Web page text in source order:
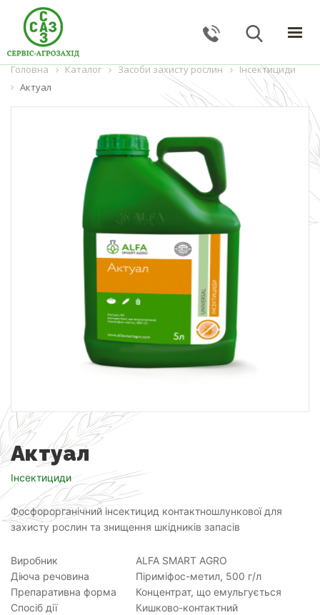
ГОЛОВНА
КАТАЛОГ
ПРО КОМПАНІЮ
ЗВОРОТНИЙ ЗВ'ЯЗОК
Тернопільська обл., с. Великі Гаї, вул. Підлісна, 27
+38 (067) 24–38–191
serviceagrozahid@gmail.com
Головна Каталог Засоби захисту рослин
Інсектициди
Актуал
Актуал
Інсектициди
Фосфорорганічний інсектицид контактношлункової для
захисту рослин та знищення шкідників запасів
Виробник
ALFA SMART AGRO
Діюча речовина
Піриміфос-метил, 500 г/л
Препаративна форма
Концентрат, що емульгується
Спосіб дії
Кишково-контактний